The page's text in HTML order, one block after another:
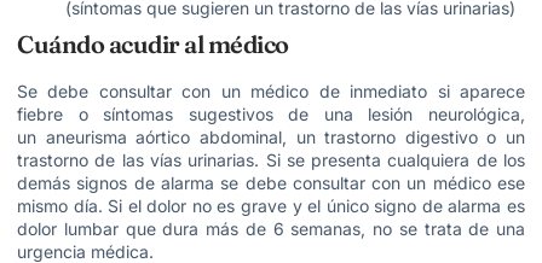
(síntomas que sugieren un trastorno de las vías urinarias)
Cuándo acudir al médico
Se debe consultar con un médico de inmediato si aparece
fiebre o síntomas sugestivos de una lesión neurológica,
un aneurisma aórtico abdominal, un trastorno digestivo o un
trastorno de las vías urinarias. Si se presenta cualquiera de los
demás signos de alarma se debe consultar con un médico ese
mismo día. Si el dolor no es grave y el único signo de alarma es
dolor lumbar que dura más de 6 semanas, no se trata de una
urgencia médica.